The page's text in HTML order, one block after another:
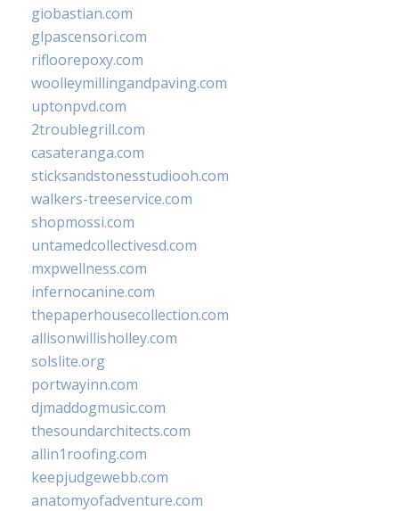
giobastian.com
glpascensori.com
rifloorepoxy.com
woolleymillingandpaving.com
uptonpvd.com
2troublegrill.com
casateranga.com
sticksandstonesstudiooh.com
walkers-treeservice.com
shopmossi.com
untamedcollectivesd.com
mxpwellness.com
infernocanine.com
thepaperhousecollection.com
allisonwillisholley.com
solslite.org
portwayinn.com
djmaddogmusic.com
thesoundarchitects.com
allin1roofing.com
keepjudgewebb.com
anatomyofadventure.com